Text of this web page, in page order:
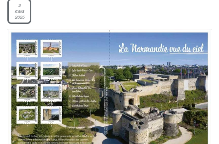
3
mars
2025